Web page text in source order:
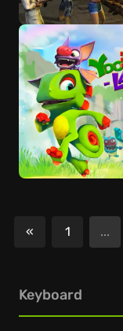
« 1 ...
Keyboard